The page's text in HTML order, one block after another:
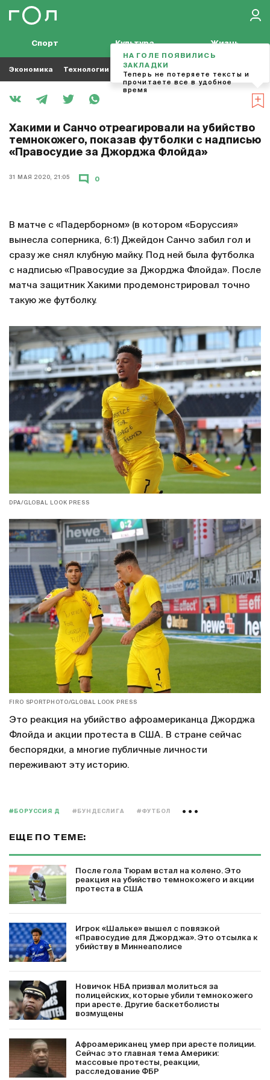
Спорт Культура Жизнь
Экономика Технологии Кино Футбол
Хакими и Санчо отреагировали на убийство
темнокожего, показав футболки с надписью
«Правосудие за Джорджа Флойда»
31 МАЯ 2020, 21:05 0
В матче с «Падерборном» (в котором «Боруссия»
вынесла соперника, 6:1) Джейдон Санчо забил гол и
сразу же снял клубную майку. Под ней была футболка
с надписью «Правосудие за Джорджа Флойда». После
матча защитник Хакими продемонстрировал точно
такую же футболку.
DPA/GLOBAL LOOK PRESS
FIRO SPORTPHOTO/GLOBAL LOOK PRESS
Это реакция на убийство афроамериканца Джорджа
Флойда и акции протеста в США. В стране сейчас
беспорядки, а многие публичные личности
переживают эту историю.
#БОРУССИЯ Д #БУНДЕСЛИГА #ФУТБОЛ
ЕЩЕ ПО ТЕМЕ:
После гола Тюрам встал на колено. Это
реакция на убийство темнокожего и акции
протеста в США
Игрок «Шальке» вышел с повязкой
«Правосудие для Джорджа». Это отсылка к
убийству в Миннеаполисе
Новичок НБА призвал молиться за
полицейских, которые убили темнокожего
при аресте. Другие баскетболисты
возмущены
Афроамериканец умер при аресте полиции.
Сейчас это главная тема Америки:
массовые протесты, реакции,
расследование ФБР
НА ГОЛЕ ПОЯВИЛИСЬ
ЗАКЛАДКИ
Теперь не потеряете тексты и
прочитаете все в удобное
время